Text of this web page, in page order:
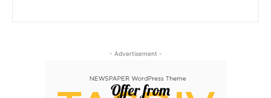
- Advertisement -